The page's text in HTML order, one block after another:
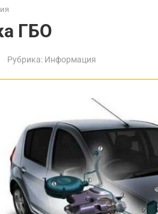
ГБО
Рубрика: Информация